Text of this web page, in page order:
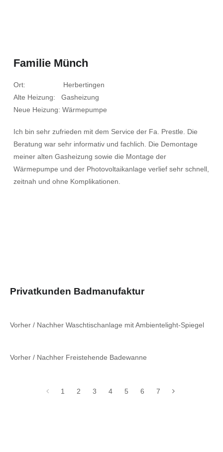
Familie Münch
Ort: Herbertingen
Alte Heizung: Gasheizung
Neue Heizung: Wärmepumpe
Ich bin sehr zufrieden mit dem Service der Fa. Prestle. Die
Beratung war sehr informativ und fachlich. Die Demontage
meiner alten Gasheizung sowie die Montage der
Wärmepumpe und der Photovoltaikanlage verlief sehr schnell,
zeitnah und ohne Komplikationen.
Privatkunden Badmanufaktur
Vorher / Nachher Waschtischanlage mit Ambientelight-Spiegel
Vorher / Nachher Freistehende Badewanne
1 2 3 4 5 6 7